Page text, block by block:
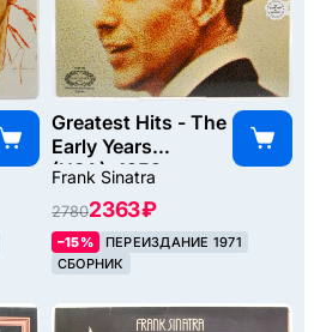
Greatest Hits - The
Early Years
(USA), 1952
Frank Sinatra
27802363 ₽
–15%
ПЕРЕИЗДАНИЕ 1971
СБОРНИК